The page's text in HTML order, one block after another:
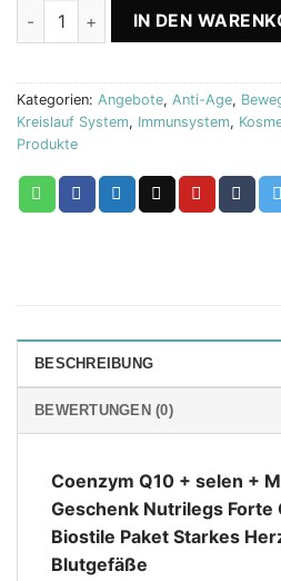
Coenzym Q10 + Selen + Max
IN DEN
Kategorien: Angebote, Anti-Age,
Kreislauf System, Immunsystem,
Produkte
BESCHREIBUNG
BEWERTUNGEN (0)
Coenzym Q10 + selen +
Geschenk Nutrilegs Forte
Biostile Paket Starkes
Blutgefäße